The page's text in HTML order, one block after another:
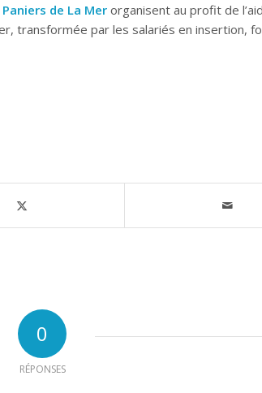
de La Mer organisent au profit de
transformée par les salariés en insertion,
0
RÉPONSES